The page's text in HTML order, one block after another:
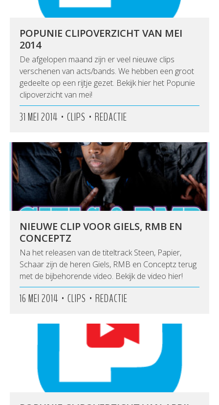
POPUNIE CLIPOVERZICHT VAN MEI
2014
De afgelopen maand zijn er veel nieuwe clips
verschenen van acts/bands. We hebben een groot
gedeelte op een rijtje gezet. Bekijk hier het Popunie
clipoverzicht van mei!
31 MEI 2014 • CLIPS • REDACTIE
NIEUWE CLIP VOOR GIELS, RMB EN
CONCEPTZ
Na het releasen van de titeltrack Steen, Papier,
Schaar zijn de heren Giels, RMB en Conceptz terug
met de bijbehorende video. Bekijk de video hier!
16 MEI 2014 • CLIPS • REDACTIE